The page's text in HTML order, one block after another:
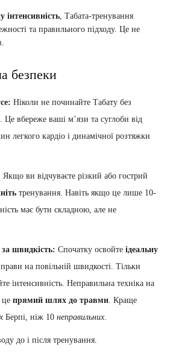
інтенсивність , Табата-тренування
та правильного підходу. Це не
безпеки
Ніколи не починайте Табату без
вбереже ваші м’язи та суглоби від
легкого кардіо і динамічної розтяжки
Якщо ви відчуваєте різкий або гострий
тренування. Навіть якщо це лише 10-
має бути складною, але не
швидкість: Спочатку освойте ідеальну
на повільній швидкості. Тільки
інтенсивність. Неправильна техніка на
це прямий шлях до травми . Краще
Берпі, ніж 10 неправильних
до і після тренування.